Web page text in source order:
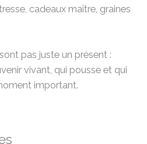
cadeaux maître, graines
pas juste un présent :
vivant, qui pousse et qui
important.